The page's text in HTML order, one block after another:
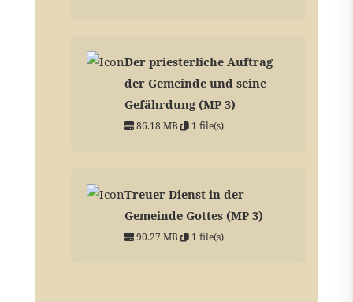
Der priesterliche Auftrag
der Gemeinde und seine
Gefährdung (MP 3)
86.18 MB 1 file(s)
Treuer Dienst in der
Gemeinde Gottes (MP 3)
90.27 MB 1 file(s)